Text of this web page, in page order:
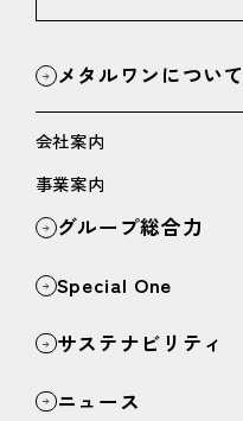
メタルワンについて
会社案内
事業案内
グループ総合力
Special One
サステナビリティ
ニュース